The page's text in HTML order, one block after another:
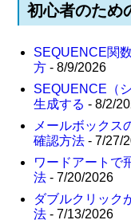
初心者のため
SEQUENCE関
方 - 8/9/2026
SEQUENCE（
生成する - 8/2/
メールボックス
確認方法 - 7/27/
ワードアートで
法 - 7/20/2026
ダブルクリック
法 - 7/13/2026